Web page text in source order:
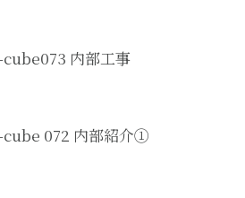
内部工事
cube 072 内部紹介①